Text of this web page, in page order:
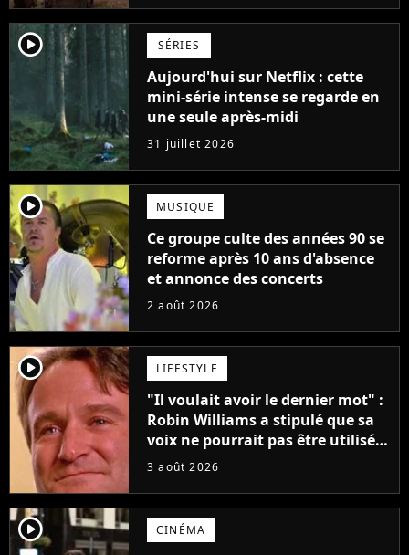
player2 SÉRIES
Aujourd'hui sur Netflix : cette
mini-série intense se regarde en
une seule après-midi
31 juillet 2026
player2 MUSIQUE
Ce groupe culte des années 90 se
reforme après 10 ans d'absence
et annonce des concerts
2 août 2026
player2 LIFESTYLE
"Il voulait avoir le dernier mot" :
Robin Williams a stipulé que sa
voix ne pourrait pas être utilisée
avant 2039, pourtant Disney
inédits
3 août 2026
player2 CINÉMA